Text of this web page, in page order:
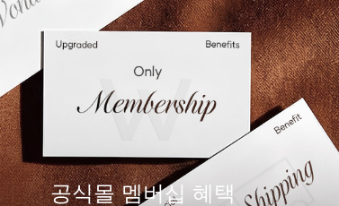
올데이볼류머 신상 출시